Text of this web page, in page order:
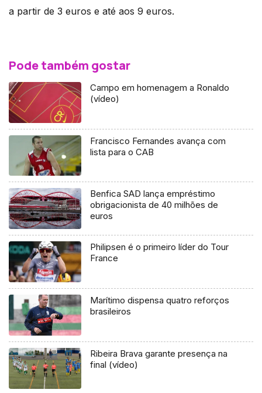
a partir de 3 euros e até aos 9 euros.
Pode também gostar
Campo em homenagem a Ronaldo
(vídeo)
Francisco Fernandes avança com
lista para o CAB
Benfica SAD lança empréstimo
obrigacionista de 40 milhões de
euros
Philipsen é o primeiro líder do Tour
France
Marítimo dispensa quatro reforços
brasileiros
Ribeira Brava garante presença na
final (vídeo)